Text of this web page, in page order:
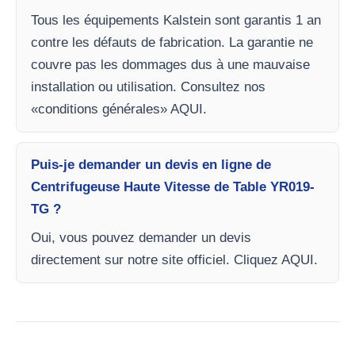
Tous les équipements Kalstein sont garantis 1 an
contre les défauts de fabrication. La garantie ne
couvre pas les dommages dus à une mauvaise
installation ou utilisation. Consultez nos
«conditions générales» AQUI.
Puis-je demander un devis en ligne de
Centrifugeuse Haute Vitesse de Table YR019-
TG ?
Oui, vous pouvez demander un devis
directement sur notre site officiel. Cliquez AQUI.